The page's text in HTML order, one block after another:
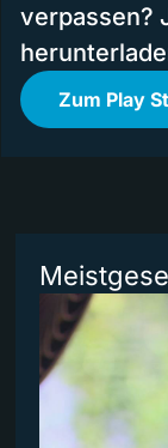
verpassen?
Zum Play